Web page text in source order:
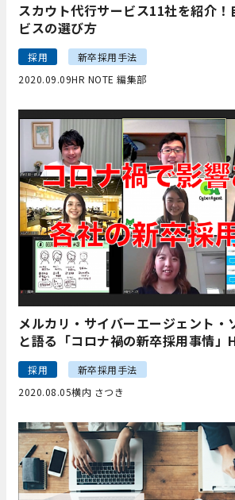
スカウト代行サービス11社を紹介！
ビスの選び方
採用
新卒採用手法
2020.09.09HR NOTE 編集部
メルカリ・サイバーエージェント・
と語る「コロナ禍の新卒採用事情
採用
新卒採用手法
2020.08.05横内 さつき